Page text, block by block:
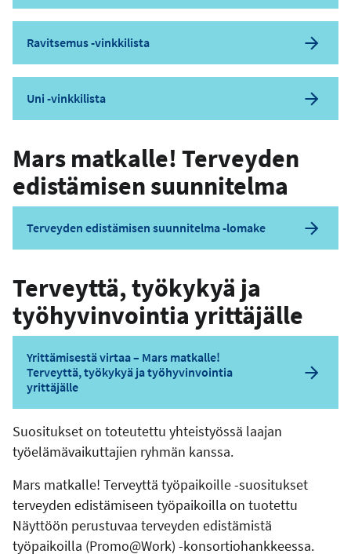
Ravitsemus -vinkkilista
Uni -vinkkilista
Mars matkalle! Terveyden
edistämisen suunnitelma
Terveyden edistämisen suunnitelma -lomake
Terveyttä, työkykyä ja
työhyvinvointia yrittäjälle
Yrittämisestä virtaa – Mars matkalle!
Terveyttä, työkykyä ja työhyvinvointia
yrittäjälle
Suositukset on toteutettu yhteistyössä laajan
työelämävaikuttajien ryhmän kanssa.
Mars matkalle! Terveyttä työpaikoille -suositukset
terveyden edistämiseen työpaikoilla on tuotettu
Näyttöön perustuvaa terveyden edistämistä
työpaikoilla (Promo@Work) -konsortiohankkeessa.